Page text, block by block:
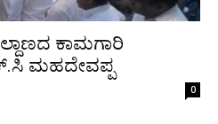
ಕಾಮಗಾರಿ
ಮಹದೇವಪ್ಪ
0